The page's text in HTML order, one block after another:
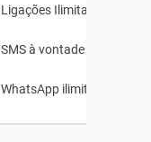
Ligações Ilimitadas
SMS à vontade
WhatsApp ilimitado